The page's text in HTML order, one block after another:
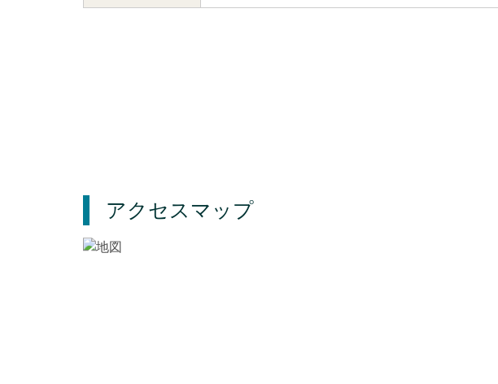
アクセスマップ